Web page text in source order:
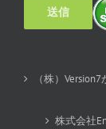
（株）
株式会社